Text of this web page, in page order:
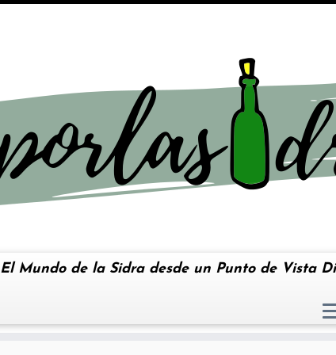
El Mundo de la Sidra desde un Punto de Vista